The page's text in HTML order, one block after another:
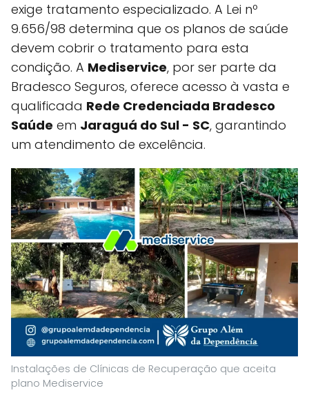
exige tratamento especializado. A Lei nº
9.656/98 determina que os planos de saúde
devem cobrir o tratamento para esta
condição. A Mediservice, por ser parte da
Bradesco Seguros, oferece acesso à vasta e
qualificada Rede Credenciada Bradesco
Saúde em Jaraguá do Sul - SC, garantindo
um atendimento de excelência.
Instalações de Clínicas de Recuperação que aceita
plano Mediservice